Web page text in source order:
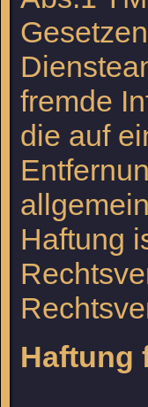
fremde
die auf
Haftung
Haftung